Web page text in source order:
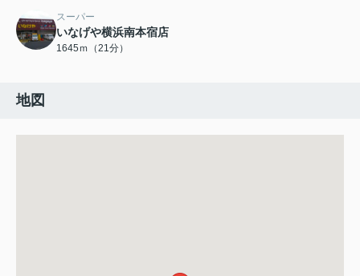
スーパー
いなげや横浜南本宿店
1645ｍ（21分）
地図